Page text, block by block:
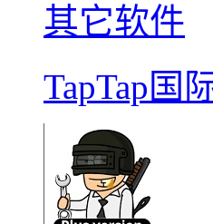
其它软件
TapTap国